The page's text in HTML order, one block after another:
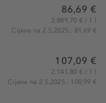
86,69 €
2.889,70 € / 1 l
Cijena na 2.5.2025.: 81,69 €
107,09 €
2.141,80 € / 1 l
Cijena na 2.5.2025.: 100,99 €